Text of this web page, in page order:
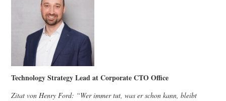
Technology Strategy Lead at Corporate CTO Office
Zitat von Henry Ford: “Wer immer tut, was er schon kann, bleibt